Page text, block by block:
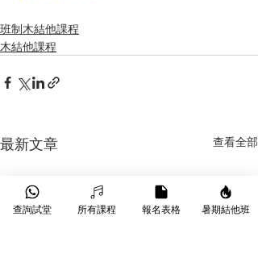
班制木結他課程
木結他課程
最新文章 查看全部
查詢試堂 所有課程 報名表格 暑期結他班